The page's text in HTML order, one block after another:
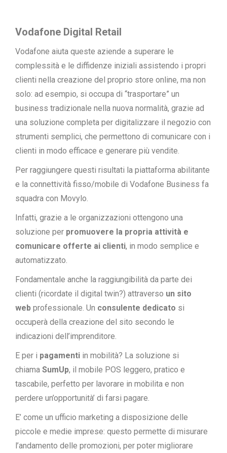
Vodafone Digital Retail
Vodafone aiuta queste aziende a superare le
complessità e le diffidenze iniziali assistendo i propri
clienti nella creazione del proprio store online, ma non
solo: ad esempio, si occupa di “trasportare” un
business tradizionale nella nuova normalità, grazie ad
una soluzione completa per digitalizzare il negozio con
strumenti semplici, che permettono di comunicare con i
clienti in modo efficace e generare più vendite.
Per raggiungere questi risultati la piattaforma abilitante
e la connettività fisso/mobile di Vodafone Business fa
squadra con Movylo.
Infatti, grazie a le organizzazioni ottengono una
soluzione per promuovere la propria attività e
comunicare offerte ai clienti, in modo semplice e
automatizzato.
Fondamentale anche la raggiungibilità da parte dei
clienti (ricordate il digital twin?) attraverso un sito
web professionale. Un consulente dedicato si
occuperà della creazione del sito secondo le
indicazioni dell’imprenditore.
E per i pagamenti in mobilità? La soluzione si
chiama SumUp, il mobile POS leggero, pratico e
tascabile, perfetto per lavorare in mobilita e non
perdere un’opportunità’ di farsi pagare.
E’ come un ufficio marketing a disposizione delle
piccole e medie imprese: questo permette di misurare
l’andamento delle promozioni, per poter migliorare